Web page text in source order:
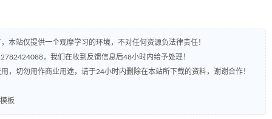
本站仅提供一个观摩学习的环境，不对任何资源负法律责任！
，我们在收到反馈信息后48小时内给予处理！
，切勿用作商业用途，请于24小时内删除在本站所下载的资料，谢谢合作！
板